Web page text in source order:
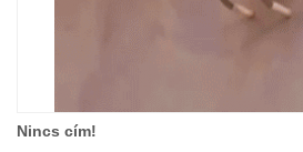
Nincs cím!